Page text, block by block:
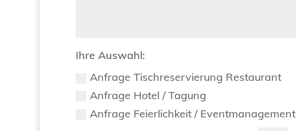
Ihre Auswahl:
Anfrage Tischreservierung Restaurant
Anfrage Hotel / Tagung
Anfrage Feierlichkeit / Eventmanagement